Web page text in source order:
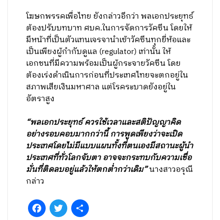
โฆษกพรรคเพื่อไทย ยังกล่าวอีกว่า พลเอกประยุทธ์
ต้องปรับบทบาท ศบค.ในการจัดการวัคซีน โดยให้
มีหน้าที่เป็นตัวแทนเจรจานำเข้าวัคซีนทุกยี่ห้อและ
เป็นเพียงผู้กำกับดูแล (regulator) เท่านั้น ให้
เอกชนที่มีความพร้อมเป็นผู้กระจายวัคซีน โดย
ต้องเร่งดำเนินการก่อนที่ประเทศไทยจะตกอยู่ใน
สภาพเสียเงินมหาศาล แต่โรคระบาดยังอยู่ใน
อัตราสูง
“พลเอกประยุทธ์ ควรใช้เวลาและสติปัญญาคิด
อย่างรอบคอบมากกว่านี้ การพูดเพียงว่าจะเปิด
ประเทศโดยไม่มีแบบแผนทั้งที่ตนเองมีสถานะผู้นำ
ประเทศที่ทั่วโลกจับตา อาจจะกระทบกับความเชื่อ
มั่นที่ติดลบอยู่แล้วให้ตกต่ำกว่าเดิม”นางสาวอรุณี
กล่าว
FacebookTwitter